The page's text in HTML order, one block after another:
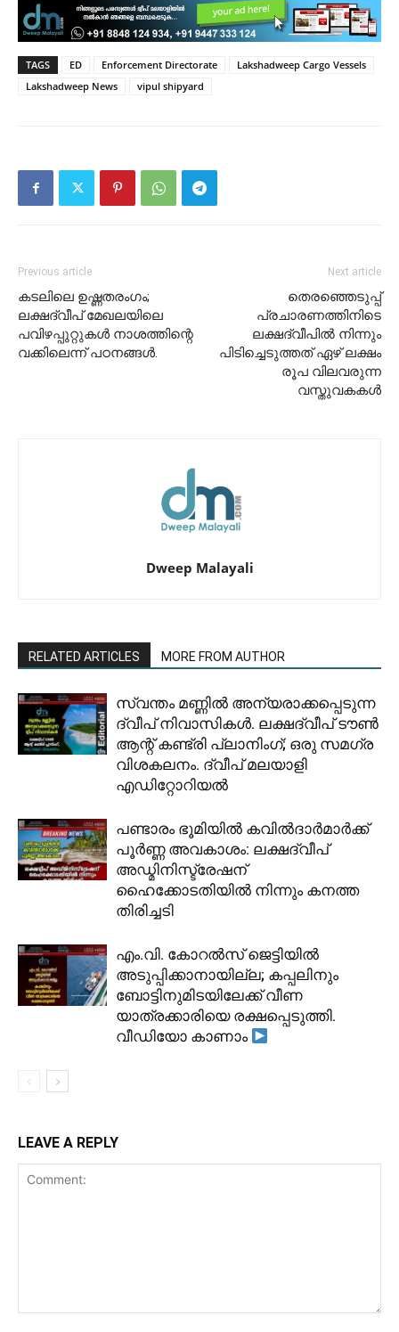
TAGS ED Enforcement Directorate
Lakshadweep Cargo Vessels
Lakshadweep News
vipul shipyard
Previous article
കടലിലെ ഉഷ്ണതരംഗം;
ലക്ഷദ്വീപ് മേഖലയിലെ
പവിഴപ്പുറ്റുകൾ നാശത്തിന്റെ
വക്കിലെന്ന് പഠനങ്ങൾ.
Next article
തെരഞ്ഞെടുപ്പ്
പ്രചാരണത്തിനിടെ
ലക്ഷദ്വീപിൽ നിന്നും
പിടിച്ചെടുത്തത് ഏഴ് ലക്ഷം
രൂപ വിലവരുന്ന
വസ്തുവകകൾ
Dweep Malayali
RELATED ARTICLES MORE FROM AUTHOR
സ്വന്തം മണ്ണിൽ അന്യരാക്കപ്പെടുന്ന
ദ്വീപ് നിവാസികൾ. ലക്ഷദ്വീപ് ടൗൺ
ആന്റ് കണ്ട്രി പ്ലാനിംഗ്; ഒരു സമഗ്ര
വിശകലനം. ദ്വീപ് മലയാളി
എഡിറ്റോറിയൽ
പണ്ടാരം ഭൂമിയിൽ കവിൽദാർമാർക്ക്
പൂർണ്ണ അവകാശം: ലക്ഷദ്വീപ്
അഡ്മിനിസ്ട്രേഷന്
ഹൈക്കോടതിയിൽ നിന്നും കനത്ത
തിരിച്ചടി
​എം.വി. കോറൽസ് ജെട്ടിയിൽ
അടുപ്പിക്കാനായില്ല; കപ്പലിനും
ബോട്ടിനുമിടയിലേക്ക് വീണ
യാത്രക്കാരിയെ രക്ഷപ്പെടുത്തി.
വീഡിയോ കാണാം
LEAVE A REPLY